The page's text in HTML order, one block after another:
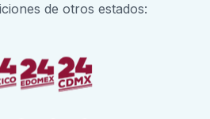
de otros estados: